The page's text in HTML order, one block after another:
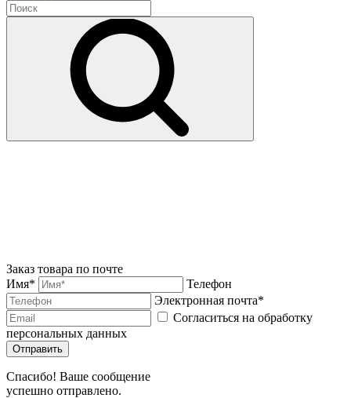
Заказ товара по почте
Имя*
Телефон
Электронная почта*
Согласиться на обработку
персональных данных
Отправить
Спасибо! Ваше сообщение
успешно отправлено.